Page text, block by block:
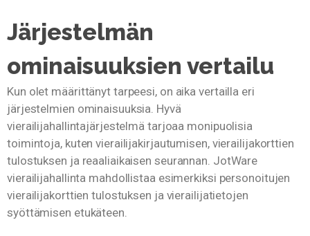
Järjestelmän
ominaisuuksien vertailu
Kun olet määrittänyt tarpeesi, on aika vertailla eri
järjestelmien ominaisuuksia. Hyvä
vierailijahallintajärjestelmä tarjoaa monipuolisia
toimintoja, kuten vierailijakirjautumisen, vierailijakorttien
tulostuksen ja reaaliaikaisen seurannan. JotWare
vierailijahallinta mahdollistaa esimerkiksi personoitujen
vierailijakorttien tulostuksen ja vierailijatietojen
syöttämisen etukäteen.